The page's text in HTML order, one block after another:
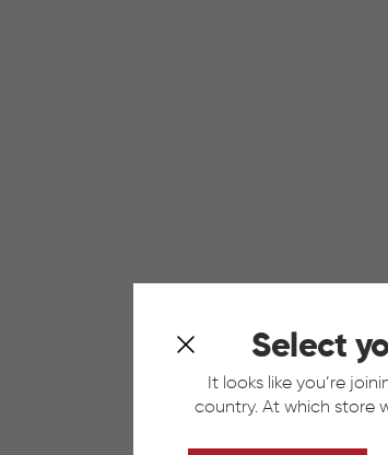
Select
It looks like you’re
country. At which store